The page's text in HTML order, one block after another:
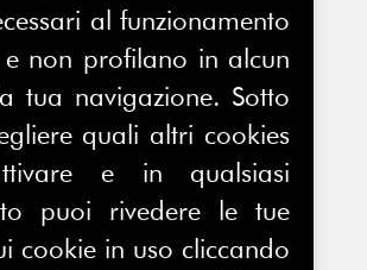
al funzionamento
non profilano in alcun
tua navigazione. Sotto
quali altri cookies
e in qualsiasi
puoi rivedere le tue
cookie in uso cliccando